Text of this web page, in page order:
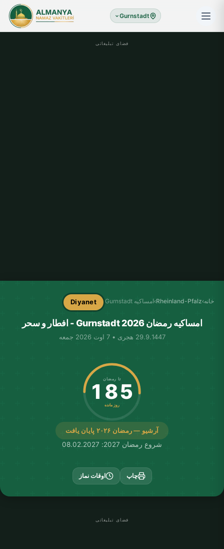
Gurnstadt
فضای تبلیغاتی
خانه›
Rheinland-Pfalz
›امساکیه Gurnstadt Diyanet
امساکیه رمضان Gurnstadt 2026 - افطار و سحر
29.9.1447 هجری • 7 اوت 2026 جمعه
آرشیو — رمضان ۲۰۲۶ پایان یافت
تا رمضان
185
روز مانده
شروع رمضان 2027: 08.02.2027
چاپ اوقات نماز
فضای تبلیغاتی